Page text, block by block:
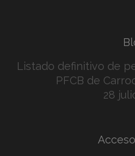
Listado definitivo de
PFCB de
28